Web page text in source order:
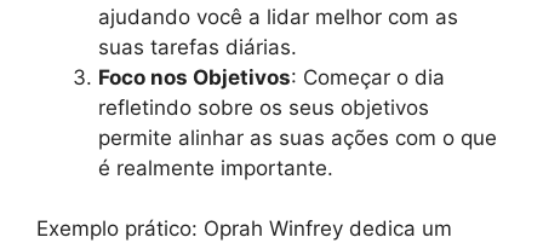
ajudando você a lidar melhor com as
suas tarefas diárias.
Foco nos Objetivos: Começar o dia
refletindo sobre os seus objetivos
permite alinhar as suas ações com o que
é realmente importante.
Exemplo prático: Oprah Winfrey dedica um